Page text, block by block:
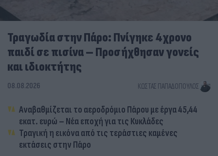
Τραγωδία στην Πάρο: Πνίγηκε 4χρονο
παιδί σε πισίνα – Προσήχθησαν γονείς
και ιδιοκτήτης
08.08.2026 ΚΏΣΤΑΣ ΠΑΠΑΔΌΠΟΥΛΟΣ
Αναβαθμίζεται το αεροδρόμιο Πάρου με έργα 45,44
εκατ. ευρώ – Νέα εποχή για τις Κυκλάδες
Τραγική η εικόνα από τις τεράστιες καμένες
εκτάσεις στην Πάρο